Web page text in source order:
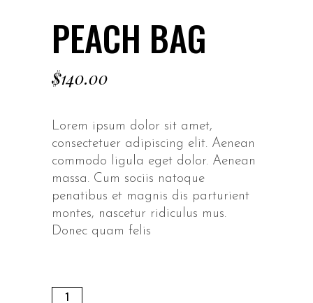
PEACH BAG
$140.00
Lorem ipsum dolor sit amet,
consectetuer adipiscing elit. Aenean
commodo ligula eget dolor. Aenean
massa. Cum sociis natoque
penatibus et magnis dis parturient
montes, nascetur ridiculus mus.
Donec quam felis
Peach